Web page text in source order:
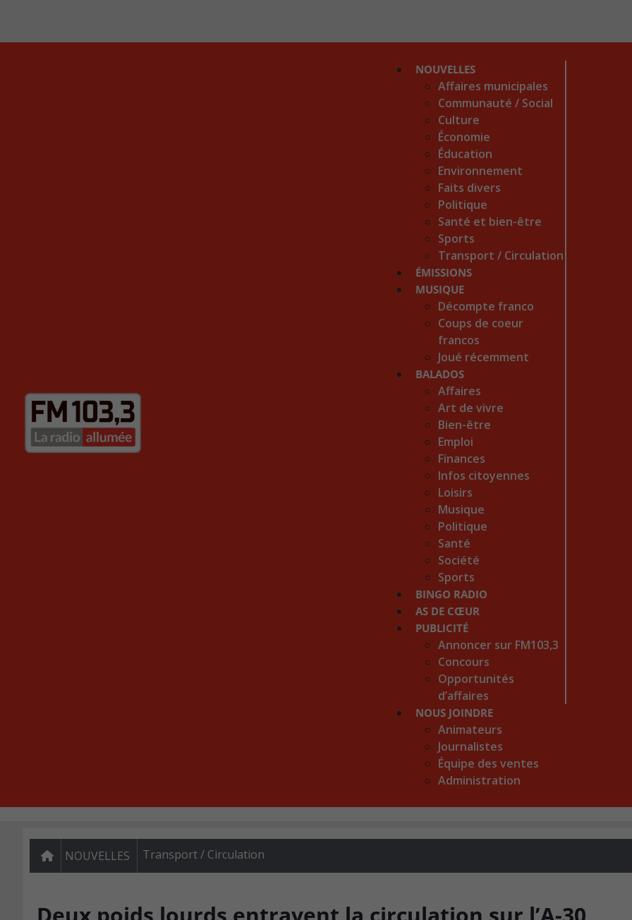
NOUVELLES
Affaires municipales
Communauté / Social
Culture
Économie
Éducation
Environnement
Faits divers
Politique
Santé et bien-être
Sports
Transport / Circulation
ÉMISSIONS
MUSIQUE
Décompte franco
Coups de coeur
francos
Joué récemment
BALADOS
Affaires
Art de vivre
Bien-être
Emploi
Finances
Infos citoyennes
Loisirs
Musique
Politique
Santé
Société
Sports
BINGO RADIO
AS DE CŒUR
PUBLICITÉ
Annoncer sur FM103,3
Concours
Opportunités
d’affaires
NOUS JOINDRE
Animateurs
Journalistes
Équipe des ventes
Administration
NOUVELLES Transport / Circulation